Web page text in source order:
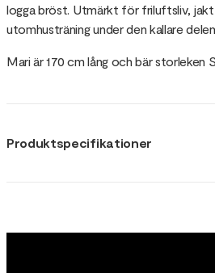
logga bröst. Utmärkt för friluftsliv,
utomhusträning under den kallare
Mari är 170 cm lång och bär storleken S.
Produktspecifikationer